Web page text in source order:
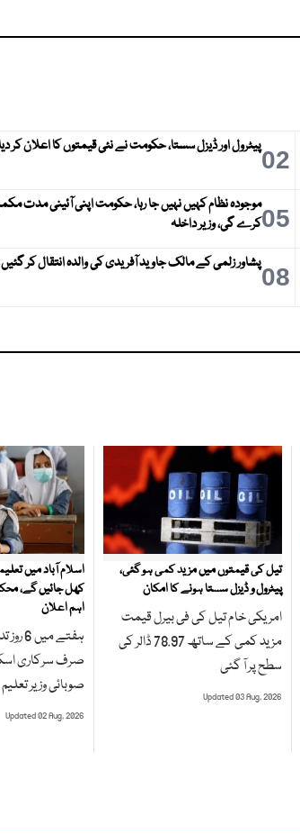
02پیٹرول اور ڈیزل سستا، حکومت نے نئی قیمتوں کا اعلان کر
05موجودہ نظام کہیں نہیں جا رہا، حکومت اپنی آئینی مدت
کرے گی، وزیر داخلہ
08پشاور زلمی کے مالک جاوید آفریدی کی والدہ انتقال کر گئیں
تیل کی قیمتوں میں مزید کمی ہو گئی،
پیٹرول و ڈیزل سستا ہونے کا امکان
امریکی خام تیل کی فی بیرل قیمت
مزید کمی کے ساتھ 78.97 ڈالر کی
سطح پر آ گئی
Updated 03 Aug, 2026
اسلام آباد میں
کھل جائیں گے،
اہم اعلان
ہفتے
صرف سرکاری
صوبائی وزیر تعلیم
Updated 02 Aug, 2026